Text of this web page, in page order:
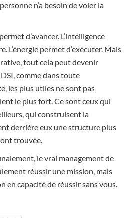
n’a besoin de voler la
d’avancer. L’intelligence
L’énergie permet d’exécuter. Mais
tout cela peut devenir
comme dans toute
les plus utiles ne sont pas
le plus fort. Ce sont ceux qui
qui construisent la
derrière eux une structure plus
ont trouvée.
le vrai management de
réussir une mission, mais
en capacité de réussir sans vous.